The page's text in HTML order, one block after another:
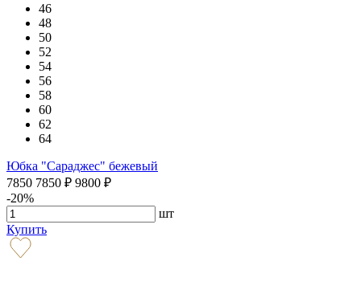
46
48
50
52
54
56
58
60
62
64
Юбка "Сараджес" бежевый
7850 7850 ₽ 9800 ₽
-20%
шт
Купить